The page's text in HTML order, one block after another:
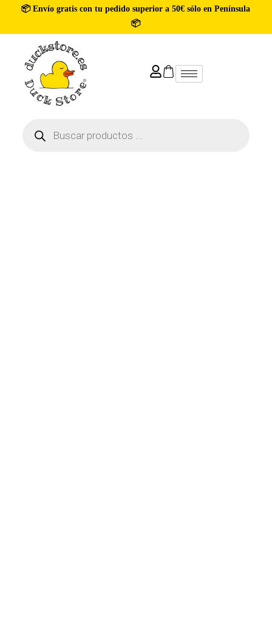
📦 Envío gratis con tu pedido superior a 50€ sólo en Península
📦